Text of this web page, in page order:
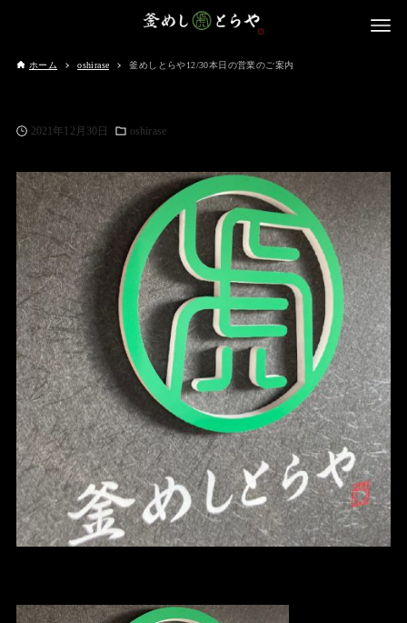
ホーム oshirase 釜めしとらや12/30本日の営業のご案内
2021年12月30日 oshirase